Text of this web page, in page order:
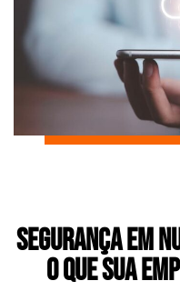
Segurança em
O que sua